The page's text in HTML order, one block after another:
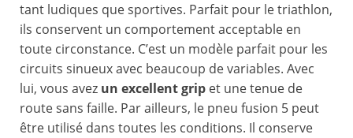
tant ludiques que sportives. Parfait pour le triathlon,
ils conservent un comportement acceptable en
toute circonstance. C’est un modèle parfait pour les
circuits sinueux avec beaucoup de variables. Avec
lui, vous avez un excellent grip et une tenue de
route sans faille. Par ailleurs, le pneu fusion 5 peut
être utilisé dans toutes les conditions. Il conserve